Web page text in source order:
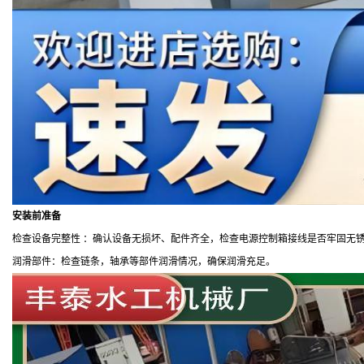
安装前准备
检查设备完整性 ：确认设备无损坏、配件齐全，检查电源控制箱接线是否牢固无
润滑部件：检查链条， 轴承等部件润滑情况，确保润滑充足。